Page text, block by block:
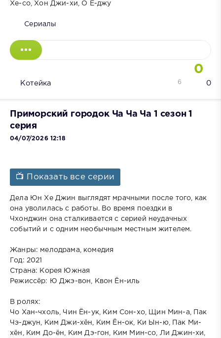
Хе-со, Хон Джи-хи, О Е-джу
Сериалы
0
Котейка 0
6
Приморский городок Ча Ча Ча 1 сезон 1
серия
04/07/2026 12:18
📺 Показать все серии
Дела Юн Хе Джин выглядят мрачными после того, как
она уволилась с работы. Во время поездки в
Чхонджин она сталкивается с серией неудачных
событий и с одним необычным местным жителем.
Жанры: мелодрама, комедия
Год: 2021
Страна: Корея Южная
Режиссёр: Ю Джэ-вон, Квон Ён-иль
В ролях:
Чо Хан-чхоль, Чин Ён-ук, Ким Сон-хо, Щин Мин-а, Пак
Чэ-джун, Ким Джи-хён, Ким Ён-ок, Ки Ын-ю, Пак Ми-
хён, Ким До-ён, Ким Дэ-гон, Ким Мин-со, Ли Джин-хи,